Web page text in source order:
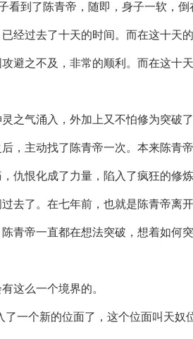
看到了陈青帝，随即，身子一软，
经过去了十天的时间。而在这十天
避之不及，非常的顺利。而在这十
之气涌入，外加上又不怕修为突破
，主动找了陈青帝一次。本来陈青
仇恨化成了力量，陷入了疯狂的修炼
去了。在七年前，也就是陈青帝离
青帝一直都在想法突破，想着如何
这么一个境界的。
了一个新的位面了，这个位面叫天奴